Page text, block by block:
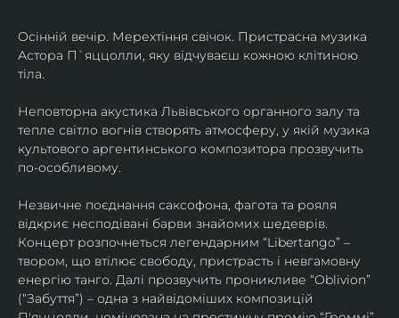
Осінній вечір. Мерехтіння свічок. Пристрасна музика
Астора П`яццолли, яку відчуваєш кожною клітиною
тіла.
Неповторна акустика Львівського органного залу та
тепле світло вогнів створять атмосферу, у якій музика
культового аргентинського композитора прозвучить
по-особливому.
Незвичне поєднання саксофона, фагота та рояля
відкриє несподівані барви знайомих шедеврів.
Концерт розпочнеться легендарним “Libertango” –
твором, що втілює свободу, пристрасть і невгамовну
енергію танго. Далі прозвучить проникливе “Oblivion”
(“Забуття”) – одна з найвідоміших композицій